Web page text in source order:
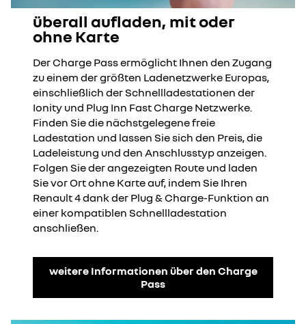
überall aufladen, mit oder
ohne Karte
Der Charge Pass ermöglicht Ihnen den Zugang
zu einem der größten Ladenetzwerke Europas,
einschließlich der Schnellladestationen der
Ionity und Plug Inn Fast Charge Netzwerke.
Finden Sie die nächstgelegene freie
Ladestation und lassen Sie sich den Preis, die
Ladeleistung und den Anschlusstyp anzeigen.
Folgen Sie der angezeigten Route und laden
Sie vor Ort ohne Karte auf, indem Sie Ihren
Renault 4 dank der Plug & Charge-Funktion an
einer kompatiblen Schnellladestation
anschließen.
weitere Informationen über den Charge
Pass